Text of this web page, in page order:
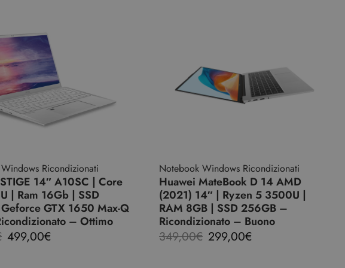
Ricondizionati
14″ A10SC | Core
| Ram 16Gb | SSD
GTX 1650 Max-Q
– Ottimo
499,00€
Notebook Windows Ricondizionati
Huawei MateBook D 14 AMD
(2021) 14″ | Ryzen 5 3500U |
RAM 8GB | SSD 256GB –
Ricondizionato – Buono
349,00€ 299,00€